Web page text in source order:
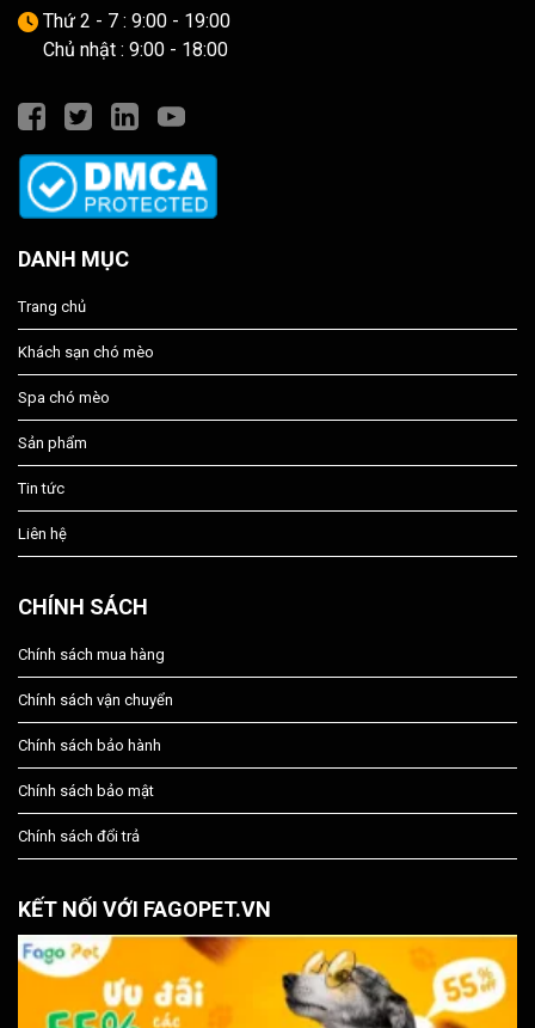
Thứ 2 - 7 : 9:00 - 19:00
Chủ nhật : 9:00 - 18:00
DANH MỤC
Trang chủ
Khách sạn chó mèo
Spa chó mèo
Sản phẩm
Tin tức
Liên hệ
CHÍNH SÁCH
Chính sách mua hàng
Chính sách vận chuyển
Chính sách bảo hành
Chính sách bảo mật
Chính sách đổi trả
KẾT NỐI VỚI FAGOPET.VN